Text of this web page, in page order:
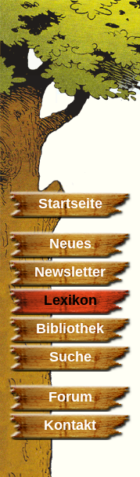
Startseite
Neues
Newsletter
Lexikon
Bibliothek
Suche
Forum
Kontakt